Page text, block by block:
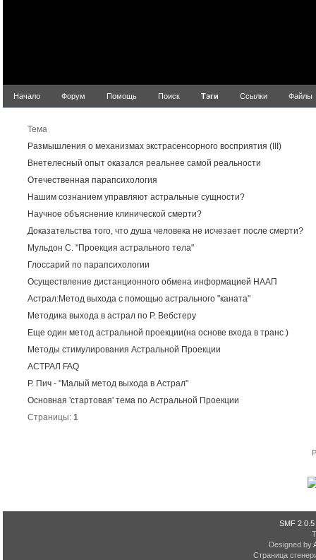
Начало Форум Помощь Поиск Тэги Ссылки Файлы
Тема
Размышления о механизмах экстрасенсорного восприятия (III)
Внетелесный опыт оказался реальнее самой реальности
Отечественная парапсихология
Нашим сознанием управляют астральные сущности?
Научное объяснение клинической смерти?
Доказательства того, что душа человека не исчезает после смерти?
Мульдон С. "Проекция астрального тела"
Глоссарий по парапсихологии
Осуществление дистанционного обмена информацией НААП
Астрал:Метод выхода с помощью астрального "каната"
Методика выхода в астрал по Р. Вебстеру
Еще один метод астральной проекции(на основе входа в транс )
Методы стимулирования Астральной Проекции
АСТРАЛ FAQ
Р. Пич - "Малый метод выхода в Астрал"
Основная 'стартовая' тема по Астральной Проекции
Страницы: 1
SMF 2.0.5
Designed by
Страница